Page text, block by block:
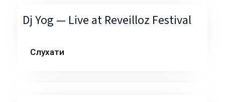
Dj Yog — Live at Reveilloz Festival
Слухати